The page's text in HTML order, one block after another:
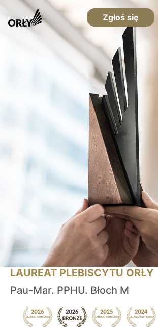
Zgłoś się
LAUREAT PLEBISCYTU ORŁY
Pau-Mar. PPHU. Błoch M